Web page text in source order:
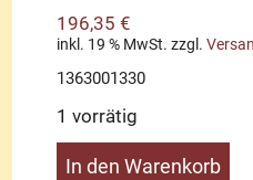
196,35€
inkl. 19 % MwSt. zzgl.
1363001330
1 vorrätig
Starterzug
In den Warenkorb